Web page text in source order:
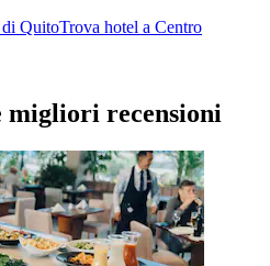
di QuitoTrova hotel a Centro
migliori recensioni